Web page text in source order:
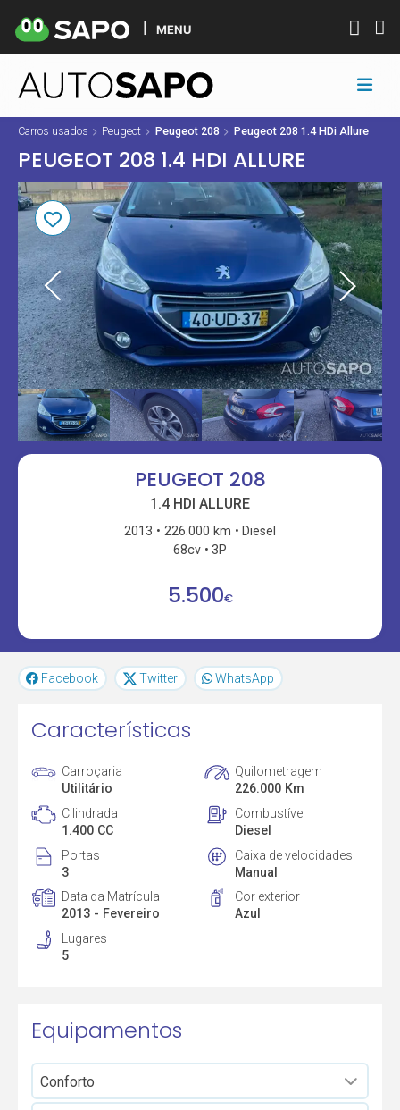
MENU
Carros usados Peugeot Peugeot 208 Peugeot 208 1.4 HDi Allure
PEUGEOT 208 1.4 HDI ALLURE
PEUGEOT 208
1.4 HDI ALLURE
2013 226.000 km
Diesel
68cv
3P
5.500€
Facebook Twitter WhatsApp
Características
Carroçaria
Utilitário
Quilometragem
226.000 Km
Cilindrada
1.400 CC
Combustível
Diesel
Portas
3
Caixa de velocidades
Manual
Data da Matrícula
2013 - Fevereiro
Cor exterior
Azul
Lugares
5
Equipamentos